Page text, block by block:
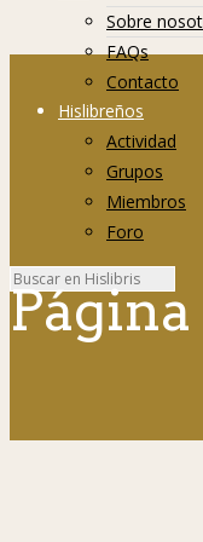
Sobre
FAQs
Contacto
Hislibreños
Actividad
Grupos
Miembros
Foro